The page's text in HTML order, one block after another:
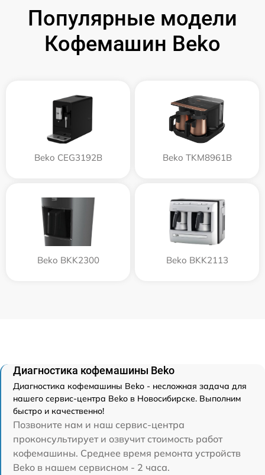
Популярные модели
Кофемашин Beko
Beko CEG3192B Beko TKM8961B
Beko BKK2300 Beko BKK2113
Диагностика кофемашины Beko
Диагностика кофемашины Beko - несложная задача для
нашего сервис-центра Beko в Новосибирске. Выполним
быстро и качественно!
Позвоните нам и наш сервис-центра
проконсультирует и озвучит стоимость работ
кофемашины. Среднее время ремонта устройств
Beko в нашем сервисном - 2 часа.